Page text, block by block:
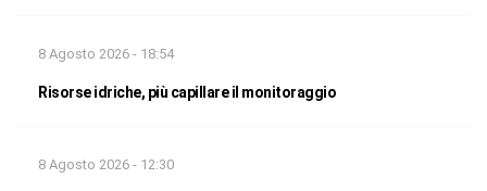
8 Agosto 2026 - 18:54
Risorse idriche, più capillare il monitoraggio
8 Agosto 2026 - 12:30